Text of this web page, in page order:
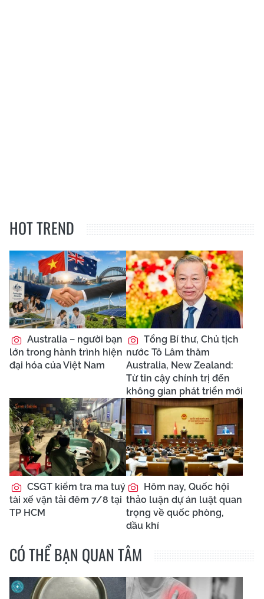
HOT TREND
Australia – người bạn
lớn trong hành trình hiện
đại hóa của Việt Nam
Tổng Bí thư, Chủ tịch
nước Tô Lâm thăm
Australia, New Zealand:
Từ tin cậy chính trị đến
không gian phát triển mới
CSGT kiểm tra ma tuý
tài xế vận tải đêm 7/8 tại
TP HCM
Hôm nay, Quốc hội
thảo luận dự án luật quan
trọng về quốc phòng,
dầu khí
CÓ THỂ BẠN QUAN TÂM